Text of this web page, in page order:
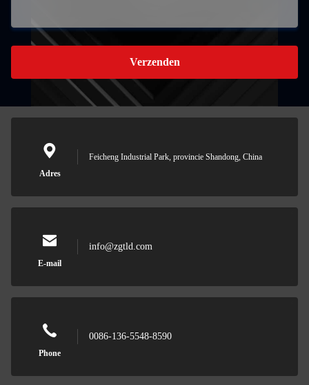
Verzenden
Adres
Feicheng Industrial Park, provincie Shandong, China
E-mail
info@zgtld.com
Phone
0086-136-5548-8590